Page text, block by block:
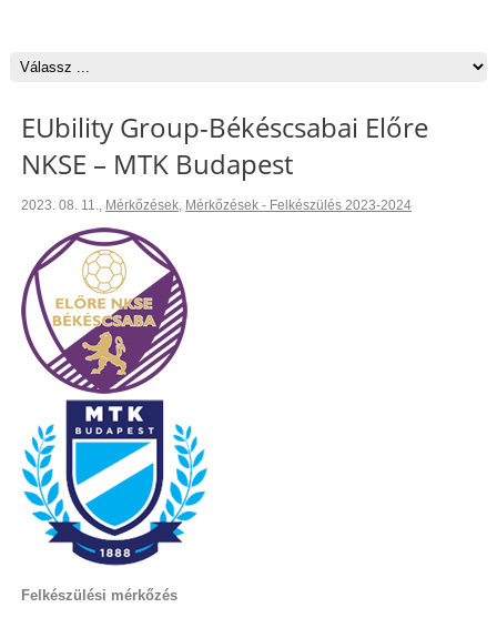
EUbility Group-Békéscsabai Előre
NKSE – MTK Budapest
2023. 08. 11., Mérkőzések, Mérkőzések - Felkészülés 2023-2024
Felkészülési mérkőzés